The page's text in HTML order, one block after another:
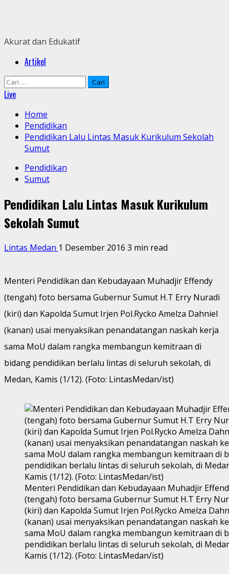
Akurat dan Edukatif
PrimaryArtikel
Cari
untuk:
Live
Home
Pendidikan
Pendidikan Lalu Lintas Masuk Kurikulum Sekolah
Sumut
Pendidikan
Sumut
Pendidikan Lalu Lintas Masuk Kurikulum
Sekolah Sumut
Lintas Medan 1 Desember 2016 3 min read
Menteri Pendidikan dan Kebudayaan Muhadjir Effendy
(tengah) foto bersama Gubernur Sumut H.T Erry Nuradi
(kiri) dan Kapolda Sumut Irjen Pol.Rycko Amelza Dahniel
(kanan) usai menyaksikan penandatangan naskah kerja
sama MoU dalam rangka membangun kemitraan di
bidang pendidikan berlalu lintas di seluruh sekolah, di
Medan, Kamis (1/12). (Foto: LintasMedan/ist)
Menteri Pendidikan dan Kebudayaan Muhadjir
(tengah) foto bersama Gubernur Sumut H.T Erry
(kiri) dan Kapolda Sumut Irjen Pol.Rycko Amelza
(kanan) usai menyaksikan penandatangan naskah
sama MoU dalam rangka membangun kemitraan di
pendidikan berlalu lintas di seluruh sekolah, di
Kamis (1/12). (Foto: LintasMedan/ist)